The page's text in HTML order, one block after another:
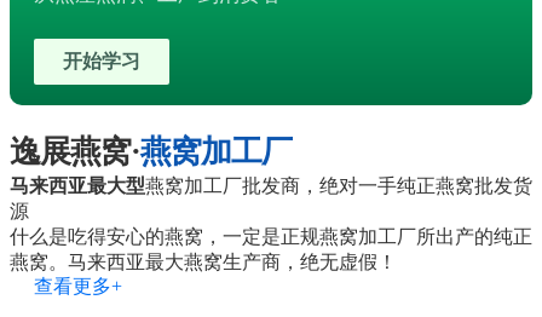
开始学习
逸展燕窝·燕窝加工厂
马来西亚最大型燕窝加工厂批发商，绝对一手纯正燕窝批发货
源
什么是吃得安心的燕窝，一定是正规燕窝加工厂所出产的纯正
燕窝。马来西亚最大燕窝生产商，绝无虚假！
查看更多+